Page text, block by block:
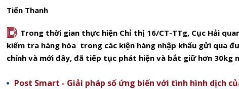
Tiến Thanh
D Trong thời gian thực hiện Chỉ thị 16/CT-TTg, Cục Hải
kiểm tra hàng hóa trong các kiện hàng nhập khẩu gửi qua
chính và mới đây, đã tiếp tục phát hiện và bắt giữ hơn 30kg
Post Smart - Giải pháp số ứng biến với tình hình dịch